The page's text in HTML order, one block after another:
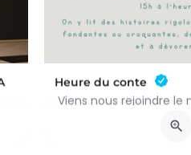
Heure du conte